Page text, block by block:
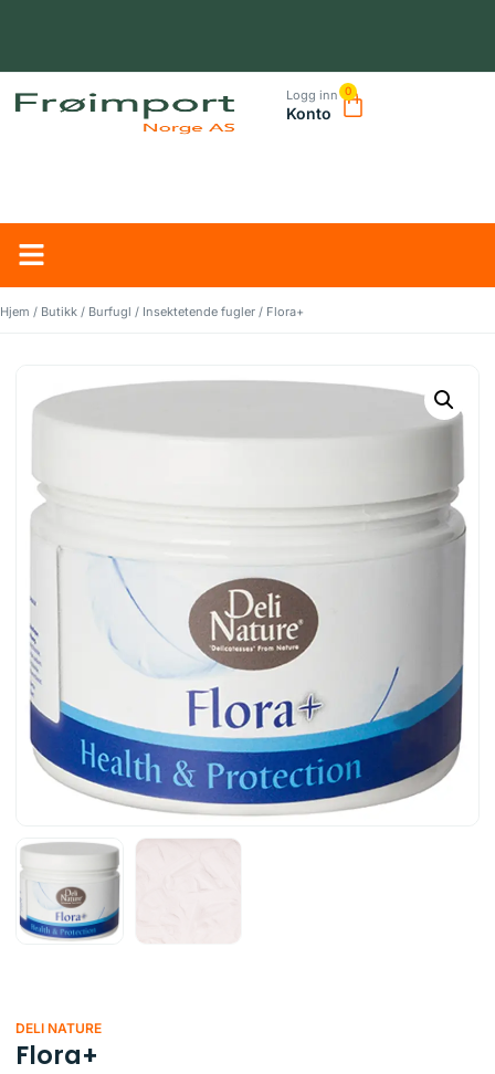
NORSK LEVERANDØR – TRYGG HANDEL OG RASK LEVERING
Logg inn
Konto
0
Hjem / Butikk / Burfugl / Insektetende fugler / Flora+
DELI NATURE
Flora+